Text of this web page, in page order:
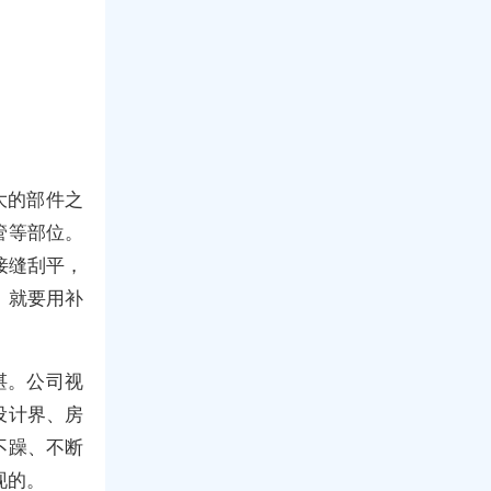
部件之
部位。
刮平，
就要用补
。公司视
计界、房
躁、不断
。